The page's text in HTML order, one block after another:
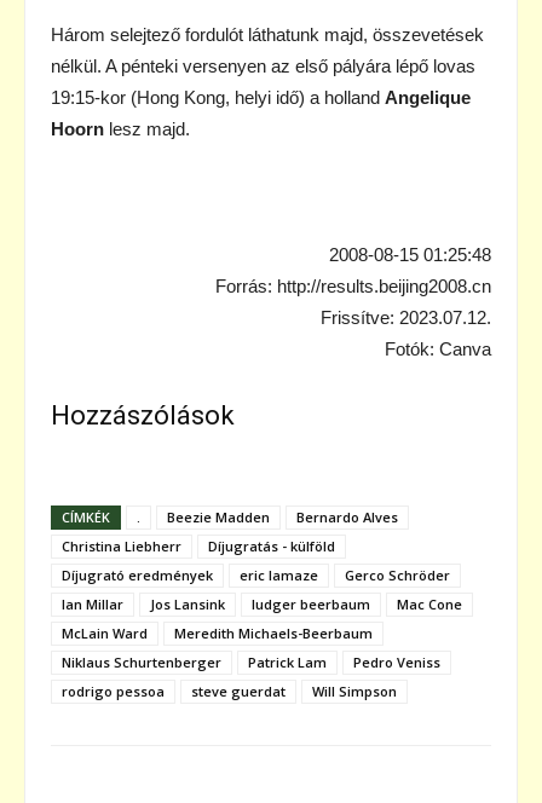
Három selejtező fordulót láthatunk majd, összevetések
nélkül. A pénteki versenyen az első pályára lépő lovas
19:15-kor (Hong Kong, helyi idő) a holland Angelique
Hoorn lesz majd.
2008-08-15 01:25:48
Forrás: http://results.beijing2008.cn
Frissítve: 2023.07.12.
Fotók: Canva
Hozzászólások
CÍMKÉK . Beezie Madden
Bernardo Alves
Christina Liebherr
Díjugratás - külföld
Díjugrató eredmények
eric lamaze
Gerco Schröder
Ian Millar
Jos Lansink ludger beerbaum
Mac Cone
McLain Ward
Meredith Michaels-Beerbaum
Niklaus Schurtenberger
Patrick Lam
Pedro Veniss
rodrigo pessoa
steve guerdat Will Simpson